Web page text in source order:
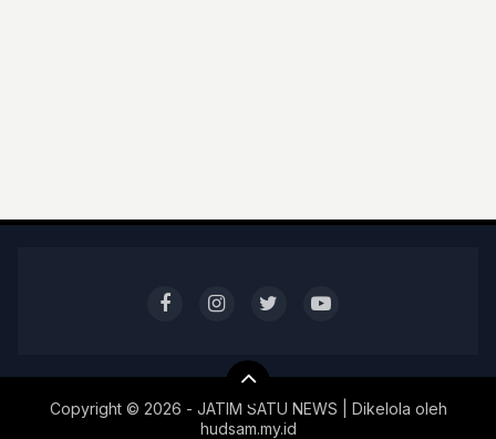
Copyright © 2026 - JATIM SATU NEWS | Dikelola oleh
hudsam.my.id